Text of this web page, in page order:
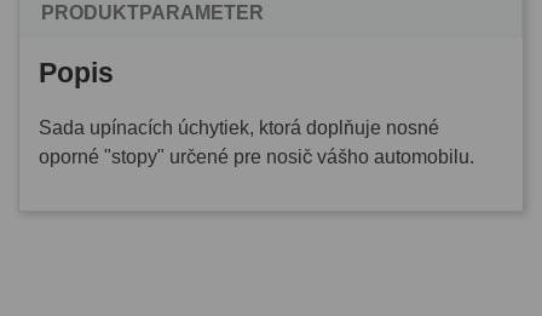
PRODUKTPARAMETER
Popis
Sada upínacích úchytiek, ktorá doplňuje nosné
oporné "stopy" určené pre nosič vášho automobilu.